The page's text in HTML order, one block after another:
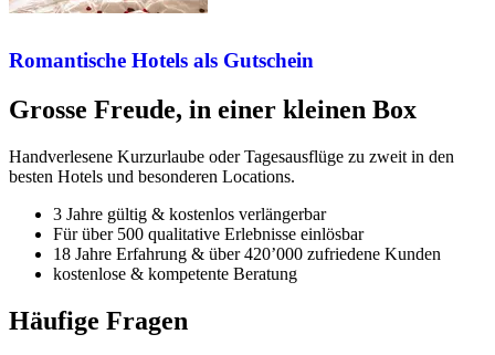
Romantische Hotels als Gutschein
Grosse Freude, in einer kleinen Box
Handverlesene Kurzurlaube oder Tagesausflüge zu zweit in den
besten Hotels und besonderen Locations.
3 Jahre gültig & kostenlos verlängerbar
Für über 500 qualitative Erlebnisse einlösbar
18 Jahre Erfahrung & über 420’000 zufriedene Kunden
kostenlose & kompetente Beratung
Häufige Fragen